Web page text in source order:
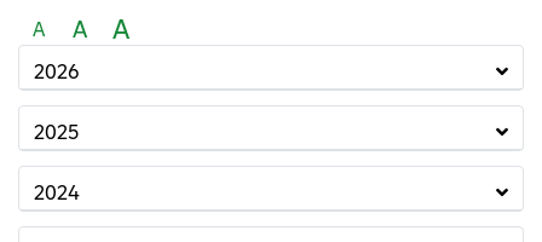
A A A
2026
2025
2024